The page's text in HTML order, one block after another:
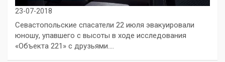
23-07-2018
Севастопольские спасатели 22 июля эвакуировали
юношу, упавшего с высоты в ходе исследования
«Объекта 221» с друзьями.…